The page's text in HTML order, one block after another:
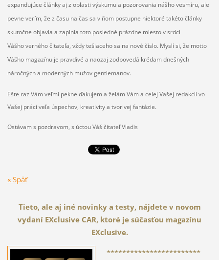
expandujúce články aj z oblasti výskumu a pozorovania nášho vesmíru, ale
pevne verím, že z času na čas sa v ňom postupne niektoré takéto články
skutočne objavia a zaplnia toto posledné prázdne miesto v srdci
Vášho verného čitateľa, vždy tešiaceho sa na nové číslo. Myslí si, že motto
Vášho magazínu je pravdivé a naozaj zodpovedá krédam dnešných
náročných a moderných mužov gentlemanov.
Ešte raz Vám veľmi pekne ďakujem a želám Vám a celej Vašej redakcii vo
Vašej práci veľa úspechov, kreativity a tvorivej fantázie.
Ostávam s pozdravom, s úctou Váš čitateľVladis
« Späť
Tieto, ale aj iné novinky a testy, nájdete v novom
vydaní EXclusive CAR, ktoré je súčasťou magazínu
EXclusive.
************************